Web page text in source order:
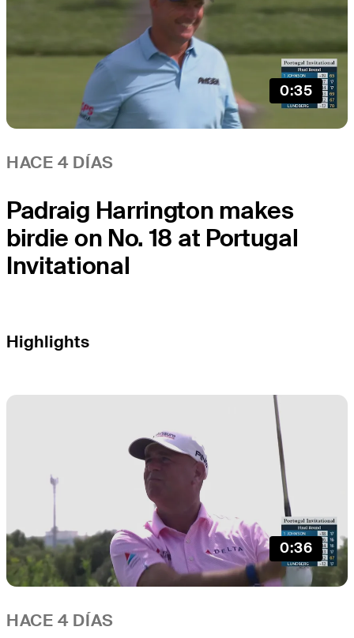
0:35
HACE 4 DÍAS
Padraig Harrington makes
birdie on No. 18 at Portugal
Invitational
Highlights
0:36
HACE 4 DÍAS